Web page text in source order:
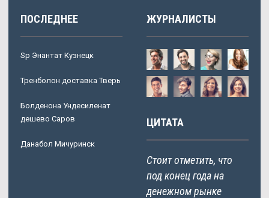
ПОСЛЕДНЕЕ
Sp Энантат Кузнецк
Тренболон доставка Тверь
Болденона Ундесиленат
дешево Саров
Данабол Мичуринск
ЖУРНАЛИСТЫ
ЦИТАТА
Стоит отметить, что
под конец года на
денежном рынке